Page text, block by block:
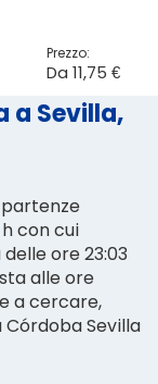
Prezzo:
Da 11,75 €
a Sevilla,
con cui
ore 23:03
alle ore
a cercare,
Sevilla